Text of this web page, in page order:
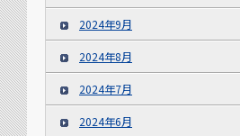
2024年9月
2024年8月
2024年7月
2024年6月